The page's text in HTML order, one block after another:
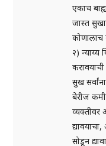
एकाच
जास्त
कोणालाच
२) न्याय्य
सुख
बेरीज
व्यक्तीवर
सोडून